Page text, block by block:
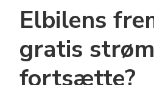
Elbilens
gratis strøm